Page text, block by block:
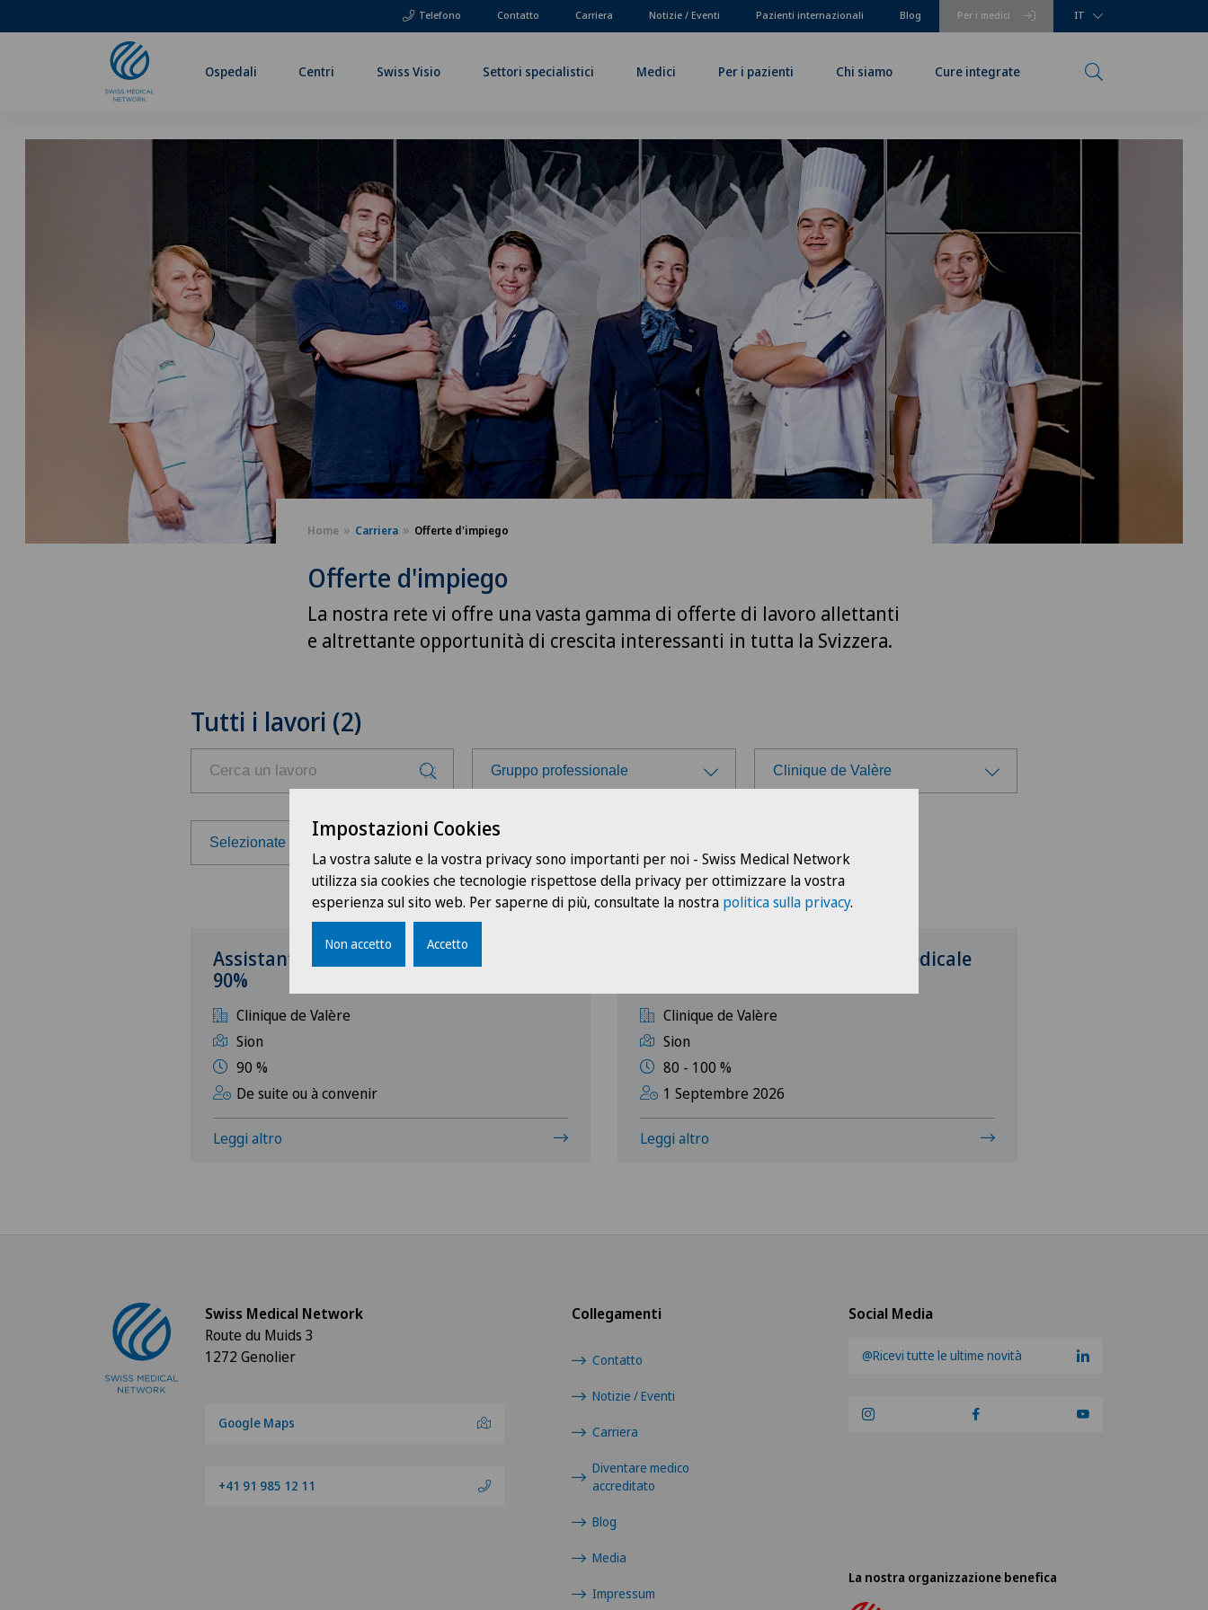
Telefono Per i medici
Contatto Carriera Notizie / Eventi Pazienti internazionali Blog IT
Ospedali Centri Swiss Visio Settori specialistici Medici Per i pazienti Chi siamo Cure integrate
Home Carriera Offerte d'impiego
Offerte d'impiego
La nostra rete vi offre una vasta gamma di offerte di lavoro allettanti
e altrettante opportunità di crescita interessanti in tutta la Svizzera.
Tutti i lavori (2)
Gruppo professionale
Amministrazione
Direzione
Clinique de Valère
Swiss Medical Network
Ärzteteam Seewadel
Ärztezentrum Oerlikon
Ärztezentrum Siloah Liebefeld
Clinica Sant Anna
Clinique de Montchoisi
Selezionate la regione
Selezionate la regione
Svizzera francese
Ticino
Svizzera tedesca
Assistant(e) médical(e) en endoscopie
90%
Clinique de Valère
Sion
90 %
De suite ou à convenir
Leggi altro
Technicien(ne) en radiologie médicale
Clinique de Valère
Sion
80 - 100 %
1 Septembre 2026
Leggi altro
Social Media
@Ricevi tutte le ultime novità
Collegamenti
Contatto
Notizie / Eventi
Carriera
Diventare medico
accreditato
Blog
Media
Impressum
Swiss Medical Network
Route du Muids 3
1272 Genolier
Google Maps
+41 91 985 12 11
La nostra organizzazione benefica
Impostazioni Cookies
La vostra salute e la vostra privacy sono importanti per noi - Swiss Medical Network
utilizza sia cookies che tecnologie rispettose della privacy per ottimizzare la vostra
esperienza sul sito web. Per saperne di più, consultate la nostra politica sulla privacy.
Non accetto Accetto